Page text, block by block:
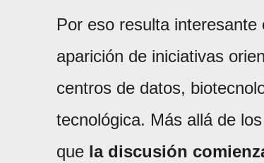
Por eso resulta
aparición de iniciativas
centros de datos,
tecnológica. Más allá de
que la discusión